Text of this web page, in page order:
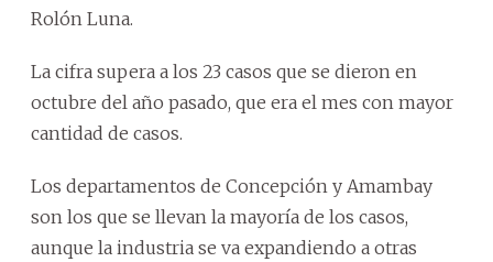
Rolón Luna.
La cifra supera a los 23 casos que se dieron en
octubre del año pasado, que era el mes con mayor
cantidad de casos.
Los departamentos de Concepción y Amambay
son los que se llevan la mayoría de los casos,
aunque la industria se va expandiendo a otras